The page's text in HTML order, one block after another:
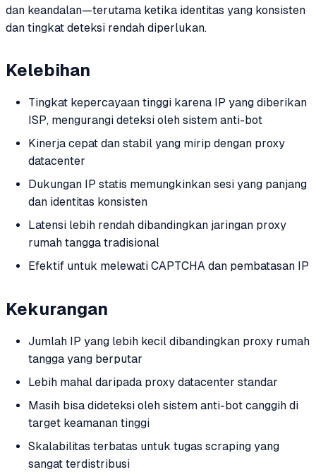
dan keandalan—terutama ketika identitas yang konsisten
dan tingkat deteksi rendah diperlukan.
Kelebihan
Tingkat kepercayaan tinggi karena IP yang diberikan
ISP, mengurangi deteksi oleh sistem anti-bot
Kinerja cepat dan stabil yang mirip dengan proxy
datacenter
Dukungan IP statis memungkinkan sesi yang panjang
dan identitas konsisten
Latensi lebih rendah dibandingkan jaringan proxy
rumah tangga tradisional
Efektif untuk melewati CAPTCHA dan pembatasan IP
Kekurangan
Jumlah IP yang lebih kecil dibandingkan proxy rumah
tangga yang berputar
Lebih mahal daripada proxy datacenter standar
Masih bisa dideteksi oleh sistem anti-bot canggih di
target keamanan tinggi
Skalabilitas terbatas untuk tugas scraping yang
sangat terdistribusi